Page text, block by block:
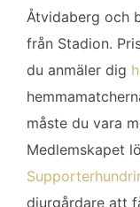
Åtvidaberg och
från Stadion.
du anmäler dig
måste du vara
Medlemskapet
djurgårdare att